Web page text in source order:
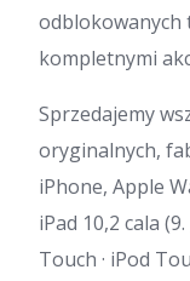
odblokowanych
kompletnymi
Sprzedajemy
oryginalnych,
iPhone, Apple
‎iPad 10,2 cala
Touch · ‎iPod